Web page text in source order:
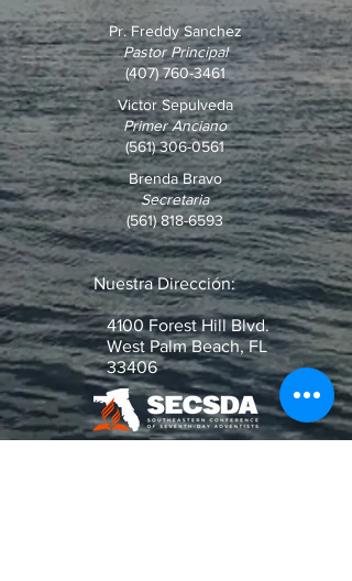
Pr. Freddy Sanchez
Pastor Principal
(407) 760-3461
Victor Sepulveda
Primer Anciano
(561) 306-0561
Brenda Bravo
Secretaria
(561) 818-6593
Nuestra Dirección:
4100 Forest Hill Blvd.
West Palm Beach, FL
33406